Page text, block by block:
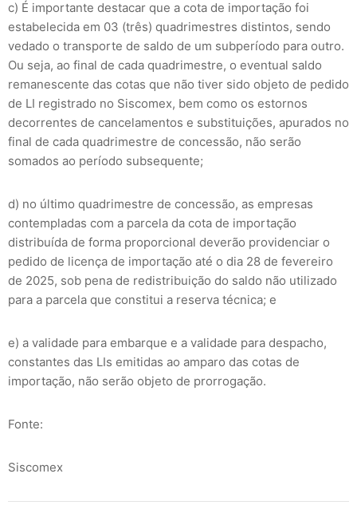
c) É importante destacar que a cota de importação foi
estabelecida em 03 (três) quadrimestres distintos, sendo
vedado o transporte de saldo de um subperíodo para outro.
Ou seja, ao final de cada quadrimestre, o eventual saldo
remanescente das cotas que não tiver sido objeto de pedido
de LI registrado no Siscomex, bem como os estornos
decorrentes de cancelamentos e substituições, apurados no
final de cada quadrimestre de concessão, não serão
somados ao período subsequente;
d) no último quadrimestre de concessão, as empresas
contempladas com a parcela da cota de importação
distribuída de forma proporcional deverão providenciar o
pedido de licença de importação até o dia 28 de fevereiro
de 2025, sob pena de redistribuição do saldo não utilizado
para a parcela que constitui a reserva técnica; e
e) a validade para embarque e a validade para despacho,
constantes das LIs emitidas ao amparo das cotas de
importação, não serão objeto de prorrogação.
Fonte:
Siscomex